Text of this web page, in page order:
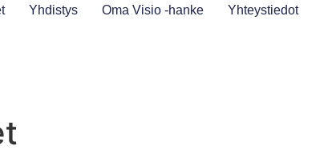
Yhdistys Oma Visio -hanke Yhteystiedot